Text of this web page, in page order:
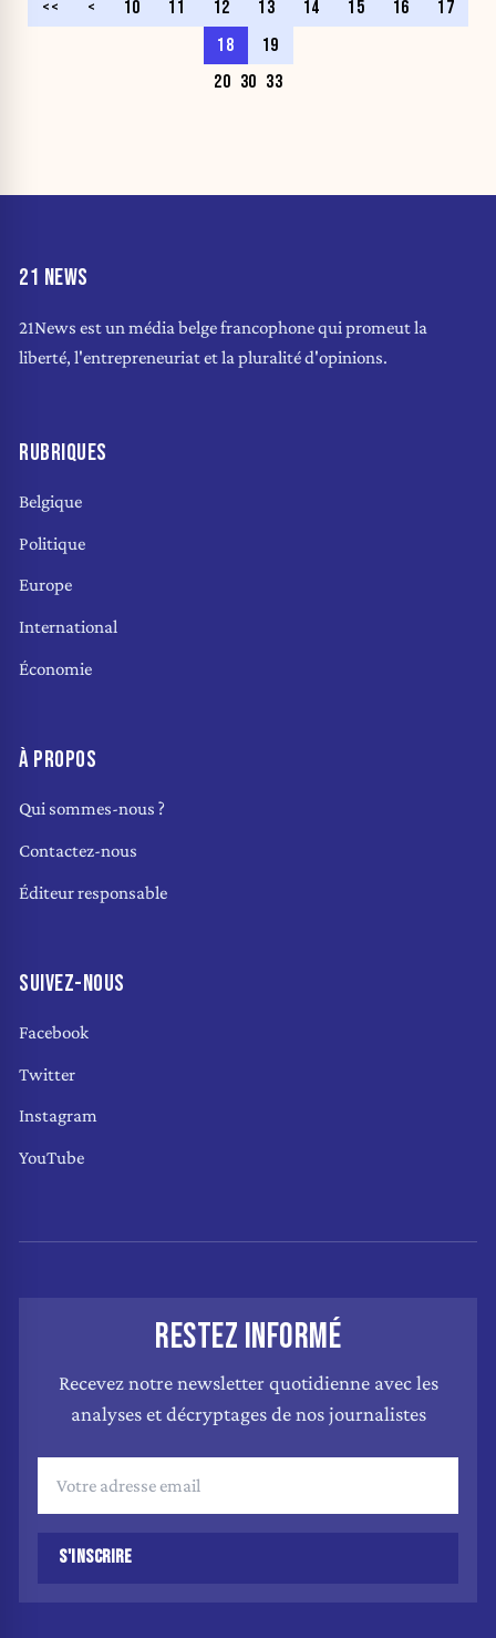
<< < 10 11 12 13 14 15 16
17
18
19
20 30 33
21 NEWS
21News est un média belge francophone qui promeut la
liberté, l'entrepreneuriat et la pluralité d'opinions.
RUBRIQUES
Belgique
Politique
Europe
International
Économie
À PROPOS
Qui sommes-nous ?
Contactez-nous
Éditeur responsable
SUIVEZ-NOUS
Facebook
Twitter
Instagram
YouTube
RESTEZ INFORMÉ
Recevez notre newsletter quotidienne avec les
analyses et décryptages de nos journalistes
S'INSCRIRE